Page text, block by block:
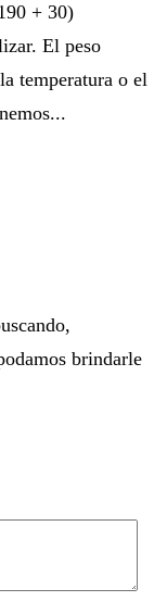
+ 30)
El peso
temperatura o el
brindarle